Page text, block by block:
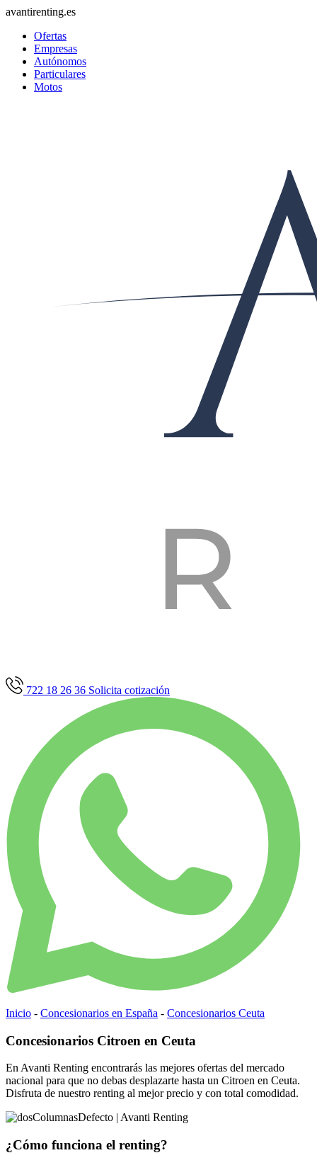
avantirenting.es
Ofertas
Empresas
Autónomos
Particulares
Motos
722 18 26 36 Solicita cotización
Inicio - Concesionarios en España - Concesionarios Ceuta
Concesionarios Citroen en Ceuta
En Avanti Renting encontrarás las mejores ofertas del mercado
nacional para que no debas desplazarte hasta un Citroen en Ceuta.
Disfruta de nuestro renting al mejor precio y con total comodidad.
¿Cómo funciona el renting?